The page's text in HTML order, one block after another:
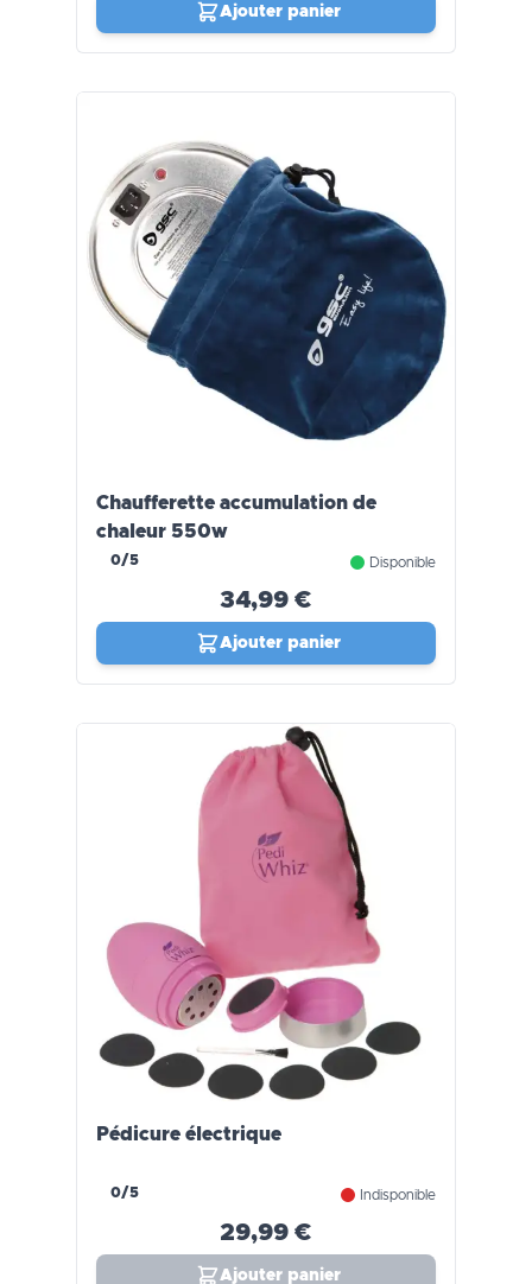
Ajouter panier
Chaufferette accumulation de
chaleur 550w
0/5 Disponible
34,99 €
Ajouter panier
Pédicure électrique
0/5 Indisponible
29,99 €
Ajouter panier